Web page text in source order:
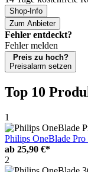
Shop-Info
Zum Anbieter
Fehler entdeckt?
Fehler melden
Preis zu hoch?
Preisalarm setzen
Top 10
1
Philips OneBlade Pro
ab 25,90 €*
2